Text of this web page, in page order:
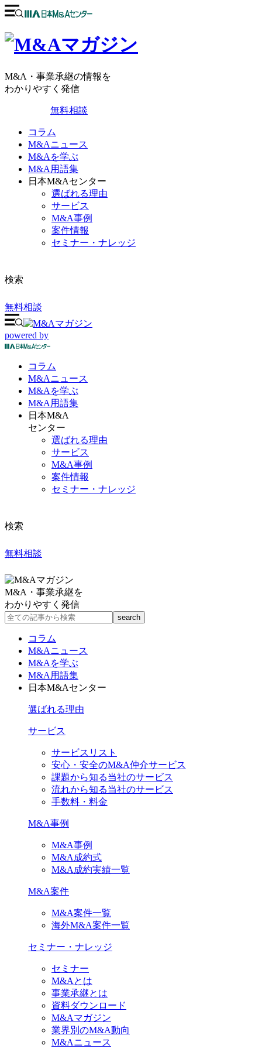
M&A・事業承継の情報を
わかりやすく発信
無料相談
コラム
M&Aニュース
M&Aを学ぶ
M&A用語集
日本M&Aセンター
選ばれる理由
サービス
M&A事例
案件情報
セミナー・ナレッジ
検索
無料相談
powered by
コラム
M&Aニュース
M&Aを学ぶ
M&A 用語集
日本M&A
センター
選ばれる理由
サービス
M&A事例
案件情報
セミナー・ナレッジ
検索
無料相談
M&A・事業承継を
わかりやすく発信
コラム
M&Aニュース
M&Aを学ぶ
M&A用語集
日本M&Aセンター
選ばれる理由
サービス
サービスリスト
安心・安全のM&A仲介サービス
課題から知る当社のサービス
流れから知る当社のサービス
手数料・料金
M&A事例
M&A事例
M&A成約式
M&A成約実績一覧
M&A案件
M&A案件一覧
海外M&A案件一覧
セミナー・ナレッジ
セミナー
M&Aとは
事業承継とは
資料ダウンロード
M&Aマガジン
業界別のM&A動向
M&Aニュース